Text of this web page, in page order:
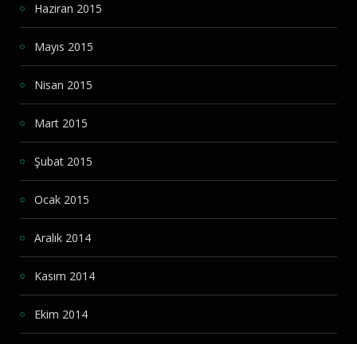
Haziran 2015
Mayıs 2015
Nisan 2015
Mart 2015
Şubat 2015
Ocak 2015
Aralık 2014
Kasım 2014
Ekim 2014